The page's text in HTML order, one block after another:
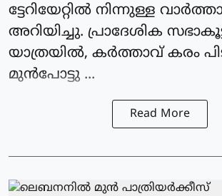
ട്ടേറിയേറ്റില്‍ നിന്നുള്ള
അറിയിച്ചു. പ്രാദേശിക
യാത്രയില്‍, കര്‍ത്താവ് കരം
മുന്‍പോട്ടു ...
Read More